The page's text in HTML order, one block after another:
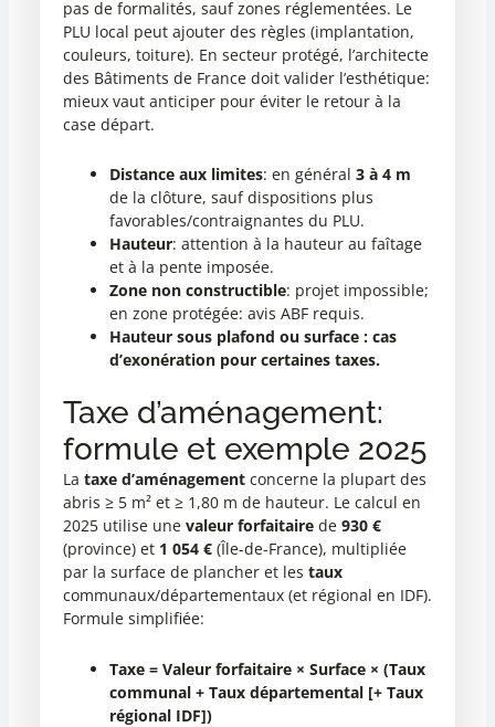
pas de formalités, sauf zones réglementées. Le
PLU local peut ajouter des règles (implantation,
couleurs, toiture). En secteur protégé, l’architecte
des Bâtiments de France doit valider l’esthétique:
mieux vaut anticiper pour éviter le retour à la
case départ.
Distance aux limites: en général 3 à 4 m
de la clôture, sauf dispositions plus
favorables/contraignantes du PLU.
Hauteur: attention à la hauteur au faîtage
et à la pente imposée.
Zone non constructible: projet impossible;
en zone protégée: avis ABF requis.
Hauteur sous plafond ou surface : cas
d’exonération pour certaines taxes.
Taxe d’aménagement:
formule et exemple 2025
La taxe d’aménagementconcerne la plupart des
abris ≥ 5 m² et ≥ 1,80 m de hauteur. Le calcul en
2025 utilise une valeur forfaitairede 930 €
(province) et 1 054 €(Île-de-France), multipliée
par la surface de plancher et les taux
communaux/départementaux (et régional en IDF).
Formule simplifiée:
Taxe = Valeur forfaitaire × Surface × (Taux
communal + Taux départemental [+ Taux
régional IDF])